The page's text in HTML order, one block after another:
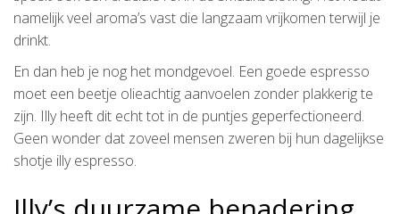
namelijk veel aroma’s vast die langzaam vrijkomen terwijl je
drinkt.
En dan heb je nog het mondgevoel. Een goede espresso
moet een beetje olieachtig aanvoelen zonder plakkerig te
zijn. Illy heeft dit echt tot in de puntjes geperfectioneerd.
Geen wonder dat zoveel mensen zweren bij hun dagelijkse
shotje illy espresso.